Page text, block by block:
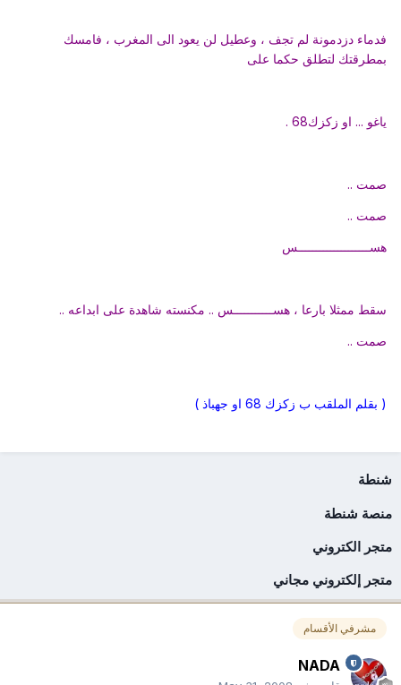
فدماء دزدمونة لم تجف ، وعطيل لن يعود الى المغرب ، فامسك
بمطرقتك لتطلق حكما على
ياغو ... او زكزك68 .
صمت ..
صمت ..
هســــــــــــــــــــس
سقط ممثلا بارعا ، هســـــــــــس .. مكنسته شاهدة على ابداعه ..
صمت ..
( بقلم الملقب ب زكزك 68 او جهباذ )
شنطة
منصة شنطة
متجر الكتروني
متجر إلكتروني مجاني
مشرفي الأقسام
NADA